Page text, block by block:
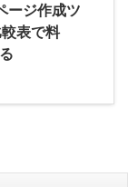
ージ作成ツ
表で料